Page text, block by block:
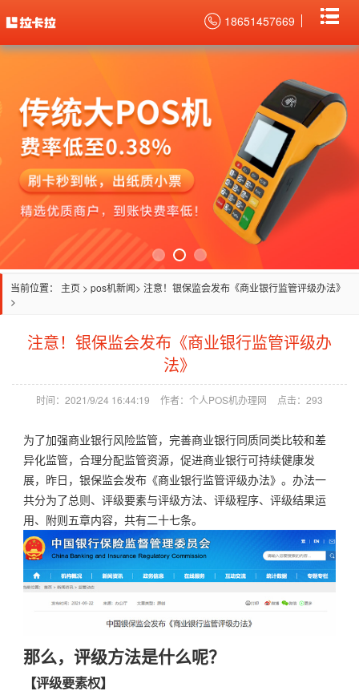
18651457669
当前位置： 主页 > pos机新闻> 注意！银保监会发布《商业银行监管评级办法》
>
注意！银保监会发布《商业银行监管评级办
法》
时间：2021/9/24 16:44:19 作者：个人POS机办理网 点击： 293
为了加强商业银行风险监管，完善商业银行同质同类比较和差
异化监管，合理分配监管资源，促进商业银行可持续健康发
展，昨日，银保监会发布《商业银行监管评级办法》。办法一
共分为了总则、评级要素与评级方法、评级程序、评级结果运
用、附则五章内容，共有二十七条。
那么，评级方法是什么呢？
【评级要素权】